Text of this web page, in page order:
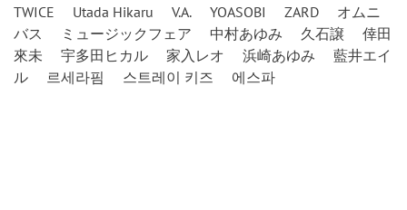
TWICE
Utada Hikaru V.A. YOASOBI ZARD
オムニ
バス
ミュージックフェア 中村あゆみ 久石譲
倖田
來未
宇多田ヒカル 家入レオ 浜崎あゆみ
藍井エイ
ル
르세라핌 스트레이 키즈 에스파